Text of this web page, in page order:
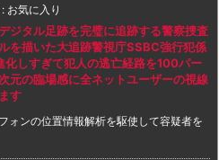
: お気に入り
ジタル足跡を完璧に追跡する警察捜査
を描いた大追跡警視庁SSBC強行犯係
化しすぎて犯人の逃亡経路を100パー
元の臨場感に全ネットユーザーの視線
す
ォンの位置情報解析を駆使して容疑者を